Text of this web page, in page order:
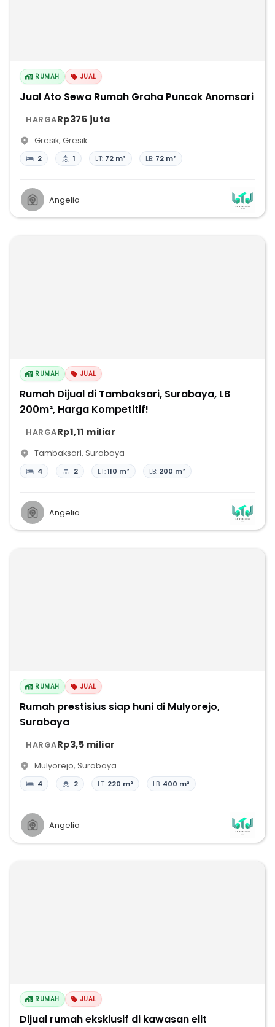
RUMAH JUAL
Jual Ato Sewa Rumah Graha Puncak Anomsari
HARGARp375 juta
Gresik, Gresik
2 1 LT: 72 m² LB: 72 m²
Angelia
RUMAH JUAL
Rumah Dijual di Tambaksari, Surabaya, LB
200m², Harga Kompetitif!
HARGARp1,11 miliar
Tambaksari, Surabaya
4 2 LT:110 m² LB: 200 m²
Angelia
RUMAH JUAL
Rumah prestisius siap huni di Mulyorejo,
Surabaya
HARGARp3,5 miliar
Mulyorejo, Surabaya
4 2 LT: 220 m² LB: 400 m²
Angelia
RUMAH JUAL
Dijual rumah eksklusif di kawasan elit